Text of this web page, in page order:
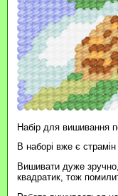
Набір для вишивання
В наборі вже є
Вишивати дуже
квадратик, тож